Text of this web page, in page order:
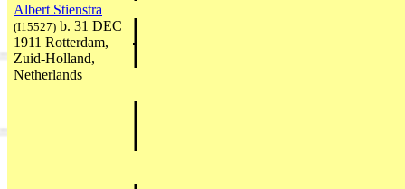
Albert Stienstra
(I15527) b. 31 DEC
1911 Rotterdam,
Zuid-Holland,
Netherlands